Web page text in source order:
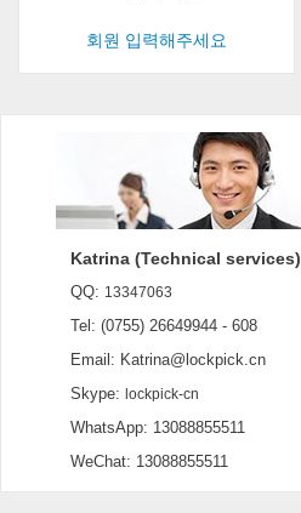
회원 입력해주세요
Katrina (Technical services)
QQ: 13347063
Tel: (0755) 26649944 - 608
Email: Katrina@lockpick.cn
Skype: lockpick-cn
WhatsApp: 13088855511
WeChat: 13088855511